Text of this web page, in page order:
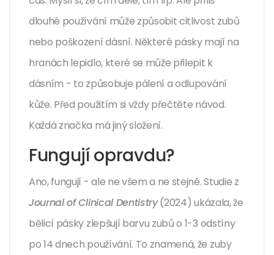
dlouhé používání může způsobit citlivost zubů
nebo poškození dásní. Některé pásky mají na
hranách lepidlo, které se může přilepit k
dásním - to způsobuje pálení a odlupování
kůže. Před použitím si vždy přečtěte návod.
Každá značka má jiný složení.
Fungují opravdu?
Ano, fungují - ale ne všem a ne stejně. Studie z
Journal of Clinical Dentistry(2024) ukázala, že
bělicí pásky zlepšují barvu zubů o 1-3 odstíny
po 14 dnech používání. To znamená, že zuby